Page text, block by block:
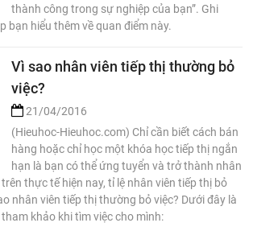
thành công trong sự nghiệp của bạn”. Ghi
bạn hiểu thêm về quan điểm này.
Vì sao nhân viên tiếp thị thường bỏ
việc?
21/04/2016
(Hieuhoc-Hieuhoc.com) Chỉ cần biết cách bán
hàng hoặc chỉ học một khóa học tiếp thị ngắn
hạn là bạn có thể ứng tuyển và trở thành nhân
thực tế hiện nay, tỉ lệ nhân viên tiếp thị bỏ
nhân viên tiếp thị thường bỏ việc? Dưới đây là
khảo khi tìm việc cho mình: